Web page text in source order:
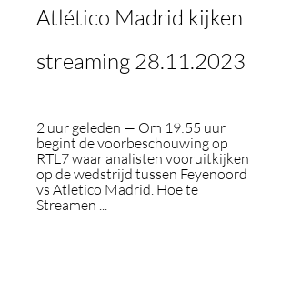
Atlético Madrid kijken
streaming 28.11.2023
2 uur geleden — Om 19:55 uur
begint de voorbeschouwing op
RTL7 waar analisten vooruitkijken
op de wedstrijd tussen Feyenoord
vs Atletico Madrid. Hoe te
Streamen ...